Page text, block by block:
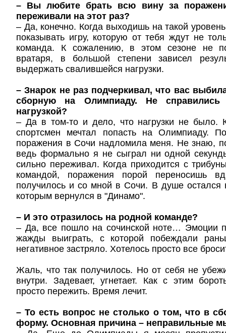
– Вы любите брать всю вину за
переживали на этот раз?
– Да, конечно. Когда выходишь на такой
показывать игру, которую от тебя ждут не
команда. К сожалению, в этом сезоне не
вратаря, в большой степени зависел
выдержать свалившейся нагрузки.
– Знарок не раз подчеркивал, что вас
сборную на Олимпиаду. Не справились
нагрузкой?
– Да в том-то и дело, что нагрузки не было.
спортсмен мечтал попасть на Олимпиаду.
поражения в Сочи надломила меня. Не знаю,
ведь формально я не сыграл ни одной
сильно переживал. Когда приходится с
командой, поражения порой переносишь
получилось и со мной в Сочи. В душе остался
которым вернулся в "Динамо".
– И это отразилось на родной команде?
– Да, все пошло на сочинской ноте… Эмоции
жажды выиграть, с которой побеждали
негативное застряло. Хотелось просто все
Жаль, что так получилось. Но от себя не
внутри. Задевает, угнетает. Как с этим
просто пережить. Время лечит.
– То есть вопрос не столько о том, что в
форму. Основная причина – неправильные